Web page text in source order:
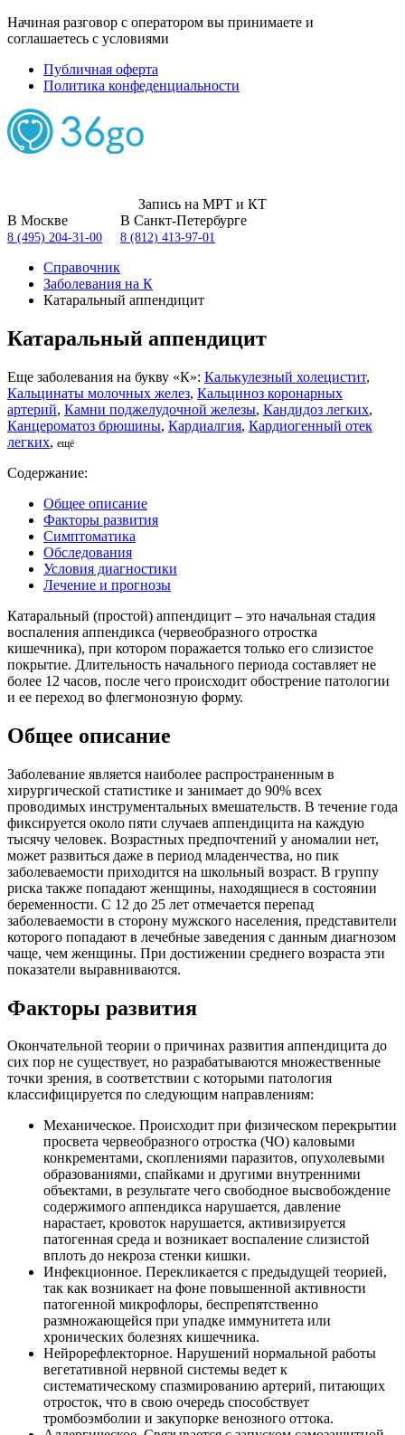
Начиная разговор с оператором вы принимаете и
соглашаетесь с условиями
Публичная оферта
Политика конфеденциальности
Запись на МРТ и КТ
В Москве
8 (495) 204-31-00
В Санкт-Петербурге
8 (812) 413-97-01
Справочник
Заболевания на К
Катаральный аппендицит
Катаральный аппендицит
Еще заболевания на букву «К»: Калькулезный холецистит,
Кальцинаты молочных желез, Кальциноз коронарных
артерий, Камни поджелудочной железы, Кандидоз легких,
Канцероматоз брюшины, Кардиалгия, Кардиогенный отек
легких, ещё
Содержание:
Общее описание
Факторы развития
Симптоматика
Обследования
Условия диагностики
Лечение и прогнозы
Катаральный (простой) аппендицит – это начальная стадия
воспаления аппендикса (червеобразного отростка
кишечника), при котором поражается только его слизистое
покрытие. Длительность начального периода составляет не
более 12 часов, после чего происходит обострение патологии
и ее переход во флегмонозную форму.
Общее описание
Заболевание является наиболее распространенным в
хирургической статистике и занимает до 90% всех
проводимых инструментальных вмешательств. В течение года
фиксируется около пяти случаев аппендицита на каждую
тысячу человек. Возрастных предпочтений у аномалии нет,
может развиться даже в период младенчества, но пик
заболеваемости приходится на школьный возраст. В группу
риска также попадают женщины, находящиеся в состоянии
беременности. С 12 до 25 лет отмечается перепад
заболеваемости в сторону мужского населения, представители
которого попадают в лечебные заведения с данным диагнозом
чаще, чем женщины. При достижении среднего возраста эти
показатели выравниваются.
Факторы развития
Окончательной теории о причинах развития аппендицита до
сих пор не существует, но разрабатываются множественные
точки зрения, в соответствии с которыми патология
классифицируется по следующим направлениям:
Механическое. Происходит при физическом перекрытии
просвета червеобразного отростка (ЧО) каловыми
конкрементами, скоплениями паразитов, опухолевыми
образованиями, спайками и другими внутренними
объектами, в результате чего свободное высвобождение
содержимого аппендикса нарушается, давление
нарастает, кровоток нарушается, активизируется
патогенная среда и возникает воспаление слизистой
вплоть до некроза стенки кишки.
Инфекционное. Перекликается с предыдущей теорией,
так как возникает на фоне повышенной активности
патогенной микрофлоры, беспрепятственно
размножающейся при упадке иммунитета или
хронических болезнях кишечника.
Нейрорефлекторное. Нарушений нормальной работы
вегетативной нервной системы ведет к
систематическому спазмированию артерий, питающих
отросток, что в свою очередь способствует
тромбоэмболии и закупорке венозного оттока.